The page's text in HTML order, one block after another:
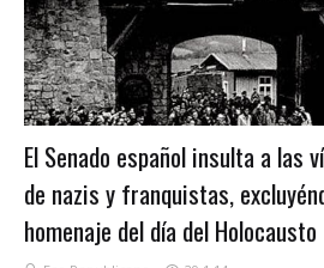
El Senado español insulta a las
de nazis y franquistas,
homenaje del día del Holocausto